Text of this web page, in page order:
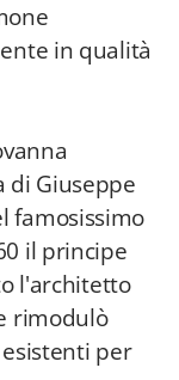
in qualità
di Giuseppe
famosissimo
il principe
l'architetto
rimodulò
per